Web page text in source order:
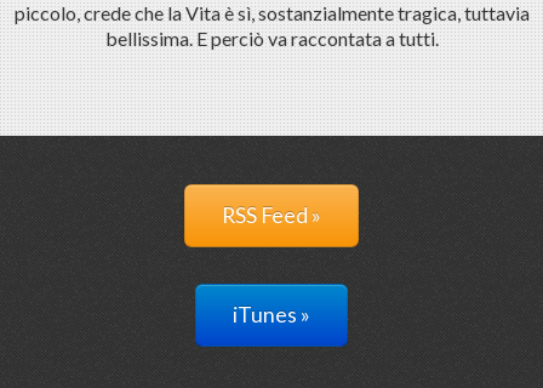
piccolo, crede che la Vita è sì, sostanzialmente tragica, tuttavia
bellissima. E perciò va raccontata a tutti.
RSS Feed »
iTunes »